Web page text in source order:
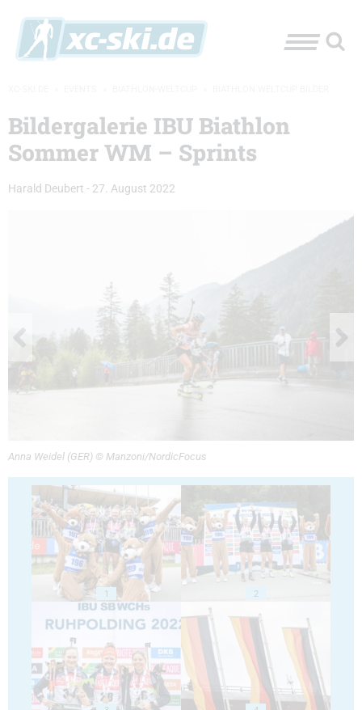
Bildergalerie IBU Biathlon
Sommer WM – Sprints
Harald Deubert - 27. August 2022
Anna Weidel (GER) © Manzoni/NordicFocus
1 2